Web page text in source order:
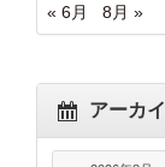
« 6月
8月 »
アーカ